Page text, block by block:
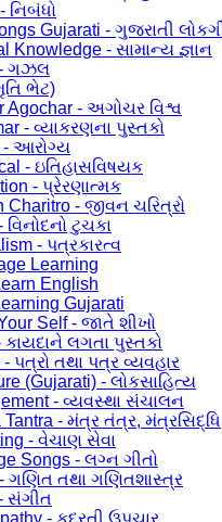
નિબંધો
Gujarati - ગુજરાતી
Knowledge - સામાન્ય જ્ઞાન
- ગઝલ
ભેટ)
Agochar - અગોચર વિશ્વ
- વ્યાકરણના પુસ્તકો
- આરોગ્ય
- ઇતિહાસવિષયક
- પ્રેરણાત્મક
Charitro - જીવન ચરિત્રો
વિનોદનો ટુચકા
- પત્રકારત્વ
Learning
English
Gujarati
Self - જાતે શીખો
કાયદાને લગતા પુસ્તકો
- પત્રો તથા પત્ર વ્યવહાર
(Gujarati) - લોકસાહિત્ય
- વ્યવસ્થા સંચાલન
Tantra - મંત્ર તંત્ર, મંત્રસિદ્ધિ
- વેચાણ સેવા
Songs - લગ્ન ગીતો
ગણિત તથા ગણિતશાસ્ત્ર
સંગીત
- કુદરતી ઉપચાર